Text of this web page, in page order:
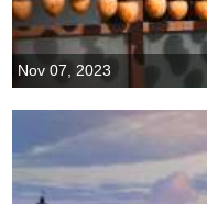
Nov 07, 2023